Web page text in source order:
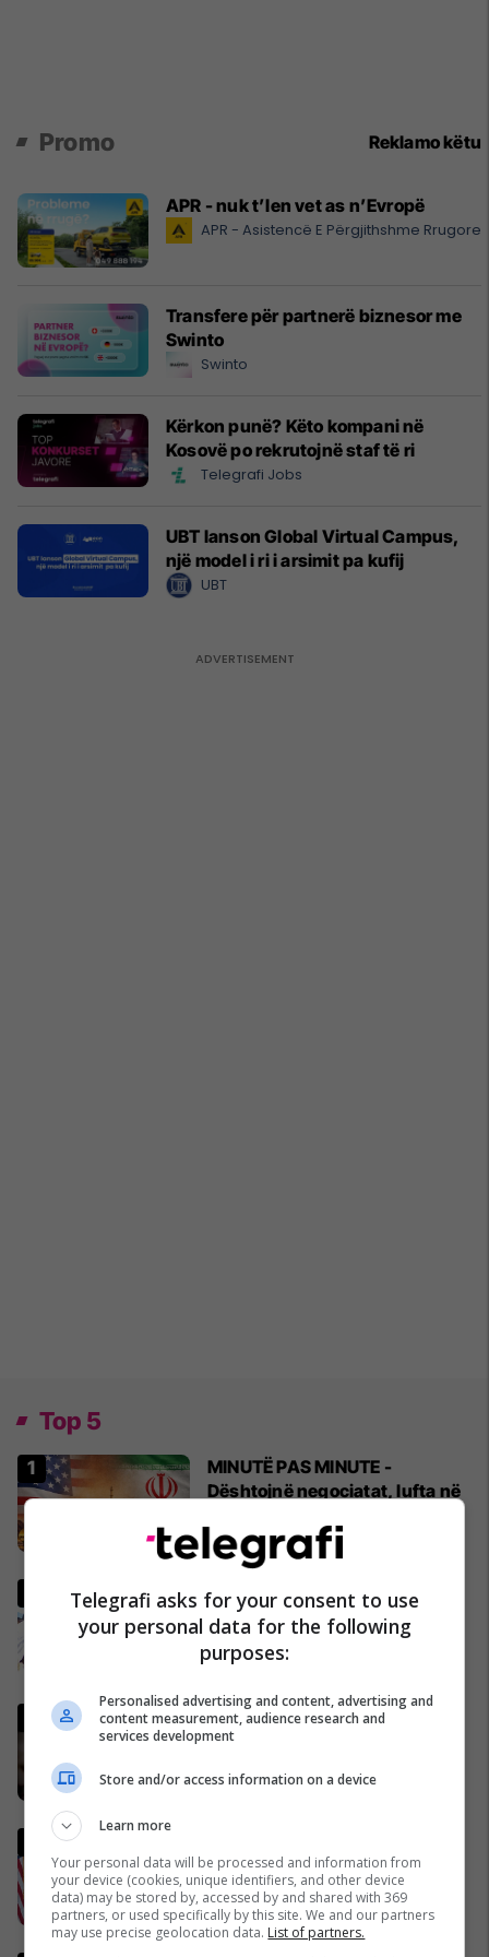
Promo Reklamo këtu
APR - nuk t’len vet as n’Evropë
APR - Asistencë E Përgjithshme Rrugore
Transfere për partnerë biznesor me
Swinto
Swinto
Kërkon punë? Këto kompani në
Kosovë po rekrutojnë staf të ri
Telegrafi Jobs
UBT lanson Global Virtual Campus,
një model i ri i arsimit pa kufij
UBT
Top 5
MINUTË PAS MINUTE -
Dështojnë negociatat, lufta në
02/04/2026
Pse Fidel Castro gjithmonë
mbante dy orë të markës
Rolex? (Foto)
29/11/2016
Lideri i Iranit thyen heshtjen,
lëshon një deklaratë të rrallë
06/04/2026
SHBA-ja do të largohet nga
NATO dhe do ta mbështet
Izraelin në një luftë të
mundshme me Turqinë në Siri
09/04/2026
Telegrafi asks for your consent to use
your personal data for the following
purposes:
Personalised advertising and content, advertising and
content measurement, audience research and
services development
Store and/or access information on a device
Learn more
Your personal data will be processed and information from
your device (cookies, unique identifiers, and other device
data) may be stored by, accessed by and shared with 369
partners, or used specifically by this site. We and our partners
may use precise geolocation data. List of partners.